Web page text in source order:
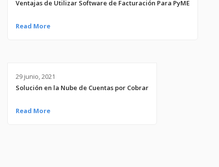
Ventajas de Utilizar Software de Facturación Para PyME
Read More
29 junio, 2021
Solución en la Nube de Cuentas por Cobrar
Read More